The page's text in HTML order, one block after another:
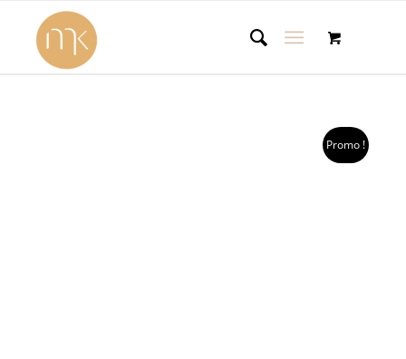
Promo !